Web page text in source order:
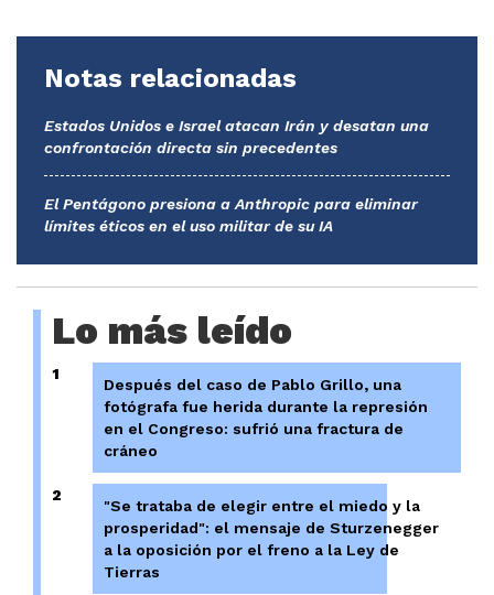
Notas relacionadas
Estados Unidos e Israel atacan Irán y desatan una
confrontación directa sin precedentes
El Pentágono presiona a Anthropic para eliminar
límites éticos en el uso militar de su IA
Lo más leído
1
Después del caso de Pablo Grillo, una
fotógrafa fue herida durante la represión
en el Congreso: sufrió una fractura de
cráneo
2
"Se trataba de elegir entre el miedo y la
prosperidad": el mensaje de Sturzenegger
a la oposición por el freno a la Ley de
Tierras